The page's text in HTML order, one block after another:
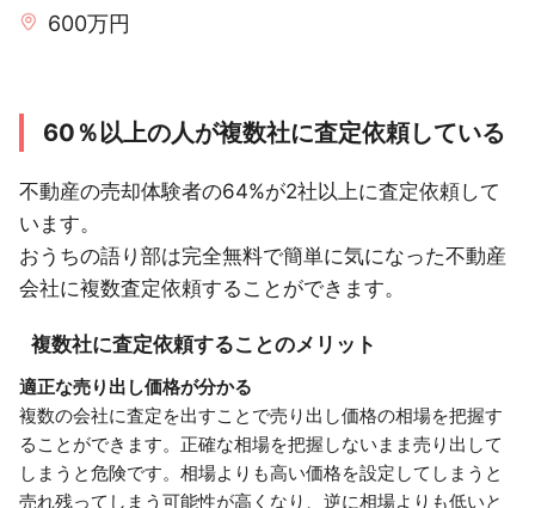
600万円
60％以上の人が複数社に査定依頼している
不動産の売却体験者の64%が2社以上に査定依頼して
います。
おうちの語り部は完全無料で簡単に気になった不動産
会社に複数査定依頼することができます。
複数社に査定依頼することのメリット
適正な売り出し価格が分かる
複数の会社に査定を出すことで売り出し価格の相場を把握す
ることができます。正確な相場を把握しないまま売り出して
しまうと危険です。相場よりも高い価格を設定してしまうと
売れ残ってしまう可能性が高くなり、逆に相場よりも低いと